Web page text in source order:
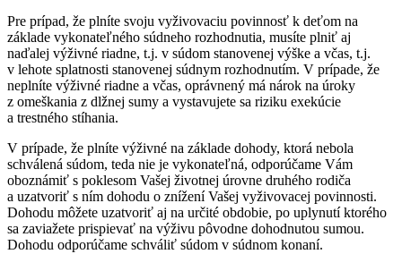
Pre prípad, že plníte svoju vyživovaciu povinnosť k deťom na
základe vykonateľného súdneho rozhodnutia, musíte plniť aj
naďalej výživné riadne, t.j. v súdom stanovenej výške a včas, t.j.
v lehote splatnosti stanovenej súdnym rozhodnutím. V prípade, že
neplníte výživné riadne a včas, oprávnený má nárok na úroky
z omeškania z dlžnej sumy a vystavujete sa riziku exekúcie
a trestného stíhania.
V prípade, že plníte výživné na základe dohody, ktorá nebola
schválená súdom, teda nie je vykonateľná, odporúčame Vám
oboznámiť s poklesom Vašej životnej úrovne druhého rodiča
a uzatvoriť s ním dohodu o znížení Vašej vyživovacej povinnosti.
Dohodu môžete uzatvoriť aj na určité obdobie, po uplynutí ktorého
sa zaviažete prispievať na výživu pôvodne dohodnutou sumou.
Dohodu odporúčame schváliť súdom v súdnom konaní.